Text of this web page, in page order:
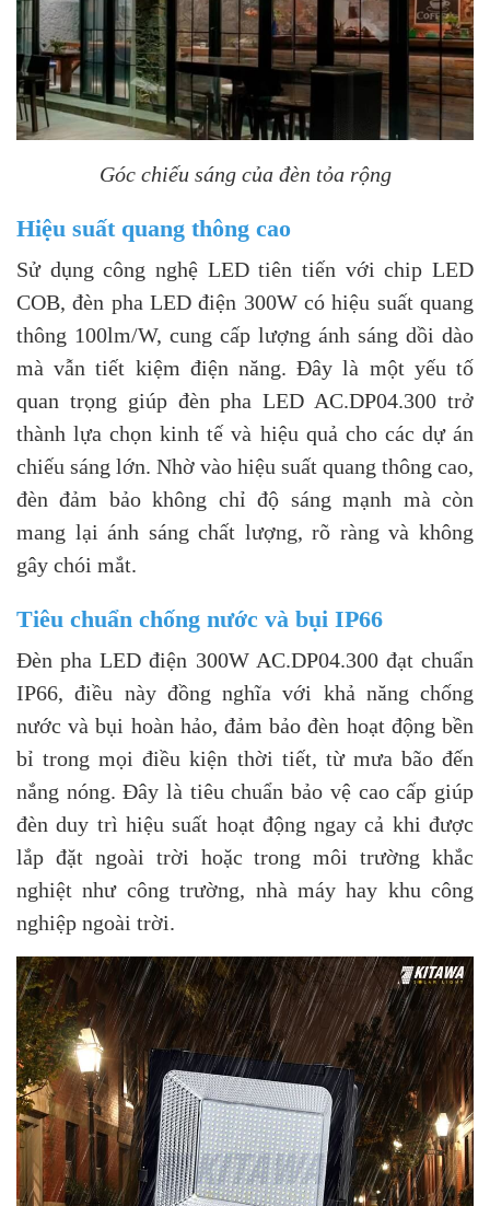
Góc chiếu sáng của đèn tỏa rộng
Hiệu suất quang thông cao
Sử dụng công nghệ LED tiên tiến với chip LED
COB, đèn pha LED điện 300W có hiệu suất quang
thông 100lm/W, cung cấp lượng ánh sáng dồi dào
mà vẫn tiết kiệm điện năng. Đây là một yếu tố
quan trọng giúp đèn pha LED AC.DP04.300 trở
thành lựa chọn kinh tế và hiệu quả cho các dự án
chiếu sáng lớn. Nhờ vào hiệu suất quang thông cao,
đèn đảm bảo không chỉ độ sáng mạnh mà còn
mang lại ánh sáng chất lượng, rõ ràng và không
gây chói mắt.
Tiêu chuẩn chống nước và bụi IP66
Đèn pha LED điện 300W AC.DP04.300 đạt chuẩn
IP66, điều này đồng nghĩa với khả năng chống
nước và bụi hoàn hảo, đảm bảo đèn hoạt động bền
bỉ trong mọi điều kiện thời tiết, từ mưa bão đến
nắng nóng. Đây là tiêu chuẩn bảo vệ cao cấp giúp
đèn duy trì hiệu suất hoạt động ngay cả khi được
lắp đặt ngoài trời hoặc trong môi trường khắc
nghiệt như công trường, nhà máy hay khu công
nghiệp ngoài trời.